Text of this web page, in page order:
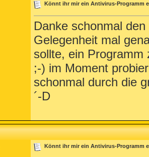
Könnt ihr mir ein Antivirus-Programm
Danke schonmal
Gelegenheit mal
sollte, ein Programm
;-) im Moment
schonmal durch die
´-D
Könnt ihr mir ein Antivirus-Programm